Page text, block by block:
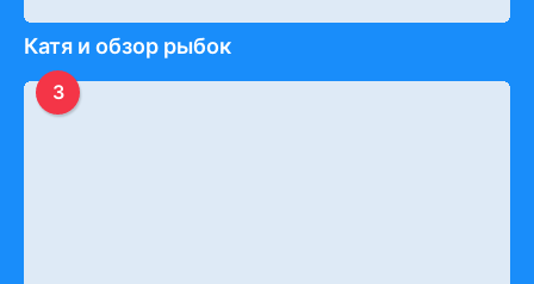
Катя и обзор рыбок
3